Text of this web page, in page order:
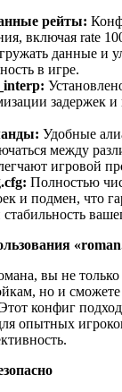
рейты:
включая rate
данные и
в игре.
задержек
Удобные
между
игровой
Полностью
и подмен, что
стабильность
вы не
но и сможете
конфиг
опытных